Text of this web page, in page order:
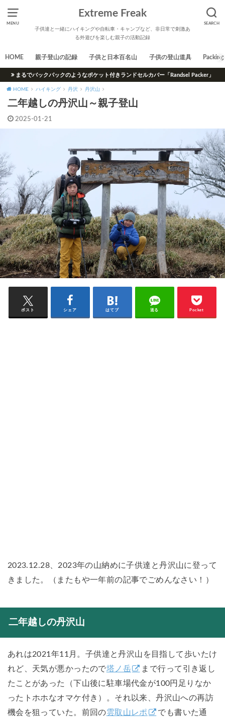
MENU SEARCH
Extreme Freak
子供達と一緒にハイキングや自転車・キャンプなど、非日常で刺激あ
る外遊びを楽しむ親子の活動記録
HOME 親子登山の記録 子供と日本百名山 子供の登山道具 Packing
まるでバックパックのようなポケット付きランドセルカバー「Randsel Packer」
HOME ハイキング 丹沢 丹沢山
二年越しの丹沢山～親子登山
2025-01-21
ポスト シェア はてブ 送る Pocket
2023.12.28、2023年の山納めに子供達と丹沢山に登って
きました。（またもや一年前の記事でごめんなさい！）
二年越しの丹沢山
あれは2021年11月。子供達と丹沢山を目指して歩いたけ
れど、天気が悪かったので塔ノ岳
まで行って引き返し
たことがあった（下山後に駐車場代金が100円足りなか
ったトホホなオマケ付き）。それ以来、丹沢山への再訪
機会を狙っていた。前回の雲取山レポ
でも書いた通